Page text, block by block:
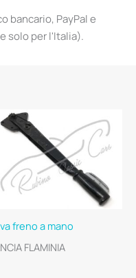
bancario, PayPal e
solo per l'Italia).
freno a mano
FLAMINIA